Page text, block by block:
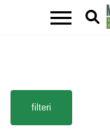
filteri